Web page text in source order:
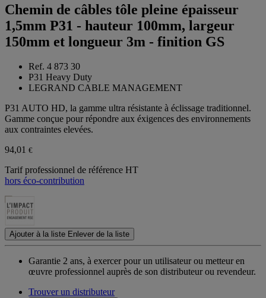
Chemin de câbles tôle pleine épaisseur
1,5mm P31 - hauteur 100mm, largeur
150mm et longueur 3m - finition GS
Ref. 4 873 30
P31 Heavy Duty
LEGRAND CABLE MANAGEMENT
P31 AUTO HD, la gamme ultra résistante à éclissage traditionnel.
Gamme conçue pour répondre aux éxigences des environnements
aux contraintes elevées.
94,01 €
Tarif professionnel de référence HT
hors éco-contribution
Ajouter à la liste Enlever de la liste
Garantie 2 ans, à exercer pour un utilisateur ou metteur en
œuvre professionnel auprès de son distributeur ou revendeur.
Trouver un distributeur